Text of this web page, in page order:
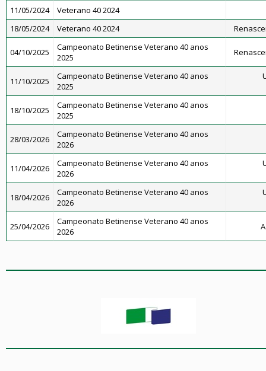
11/05/2024
Veterano 40 2024
18/05/2024
Veterano 40 2024
04/10/2025
Campeonato Betinense Veterano 40 anos
2025
11/10/2025
Campeonato Betinense Veterano 40 anos
2025
18/10/2025
Campeonato Betinense Veterano 40 anos
2025
28/03/2026
Campeonato Betinense Veterano 40 anos
2026
11/04/2026
Campeonato Betinense Veterano 40 anos
2026
18/04/2026
Campeonato Betinense Veterano 40 anos
2026
25/04/2026
Campeonato Betinense Veterano 40 anos
2026